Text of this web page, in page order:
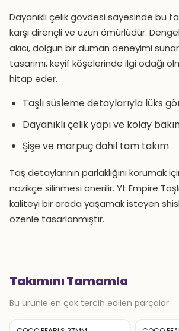
Dayanıklı çelik gövdesi sayesinde bu
karşı dirençli ve uzun ömürlüdür.
akıcı, dolgun bir duman deneyimi
tasarımı, keyif köşelerinde ilgi odağı
hitap eder.
Taşlı süsleme detaylarıyla lüks
Dayanıklı çelik yapı ve kolay
Şişe ve marpuç dahil tam takım
Taş detaylarının parlaklığını korumak
nazikçe silinmesi önerilir. Yt Empire
kaliteyi bir arada yaşamak isteyen
özenle tasarlanmıştır.
Takımını Tamamla
Bu ürünle en çok tercih edilen parçalar